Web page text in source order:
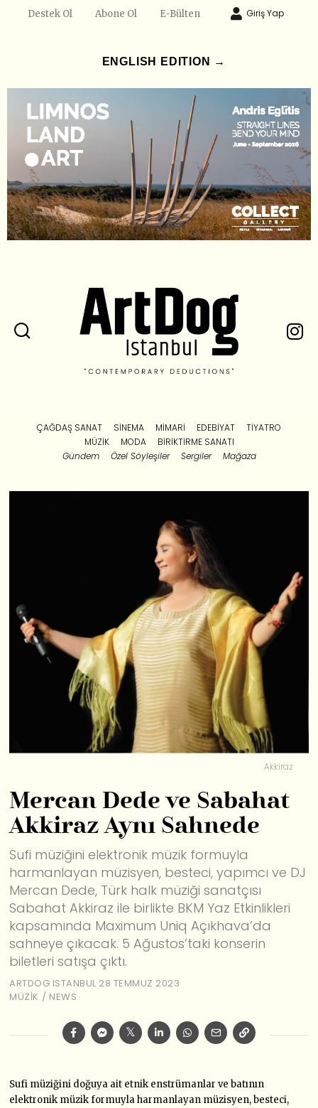
Destek Ol Abone Ol E-Bülten Giriş Yap
ENGLISH EDITION →
ÇAĞDAŞ SANAT SINEMA MIMARI EDEBIYAT
TIYATRO
MÜZIK
MODA
BIRIKTIRME SANATI
Gündem
Özel Söyleşiler Sergiler Mağaza
Akkiraz
Mercan Dede ve Sabahat
Akkiraz Aynı Sahnede
Sufi müziğini elektronik müzik formuyla
harmanlayan müzisyen, besteci, yapımcı ve DJ
Mercan Dede, Türk halk müziği sanatçısı
Sabahat Akkiraz ile birlikte BKM Yaz Etkinlikleri
kapsamında Maximum Uniq Açıkhava’da
sahneye çıkacak. 5 Ağustos’taki konserin
biletleri satışa çıktı.
ARTDOG ISTANBUL 28 TEMMUZ 2023
MÜZIK / NEWS
Sufi müziğini doğuya ait etnik enstrümanlar ve batının
elektronik müzik formuyla harmanlayan müzisyen, besteci,